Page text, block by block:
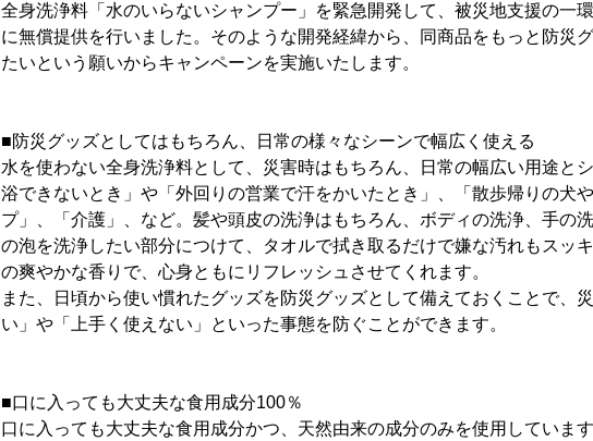
全身洗浄料「水のいらないシャンプー」を緊急開発して、被災地支援の一
に無償提供を行いました。そのような開発経緯から、同商品をもっと防災
たいという願いからキャンペーンを実施いたします。
■防災グッズとしてはもちろん、日常の様々なシーンで幅広く使える
水を使わない全身洗浄料として、災害時はもちろん、日常の幅広い用途と
浴できないとき」や「外回りの営業で汗をかいたとき」、「散歩帰りの犬
プ」、「介護」、など。髪や頭皮の洗浄はもちろん、ボディの洗浄、手の
の泡を洗浄したい部分につけて、タオルで拭き取るだけで嫌な汚れもスッ
の爽やかな香りで、心身ともにリフレッシュさせてくれます。
また、日頃から使い慣れたグッズを防災グッズとして備えておくことで、
い」や「上手く使えない」といった事態を防ぐことができます。
■口に入っても大丈夫な食用成分100％
口に入っても大丈夫な食用成分かつ、天然由来の成分のみを使用していま